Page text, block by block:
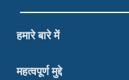
हमारे बारे में
महत्वपूर्ण मुद्दे